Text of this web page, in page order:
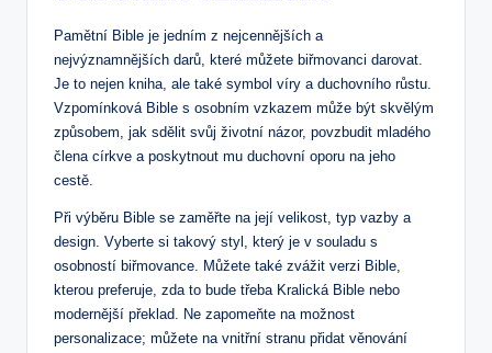
Pamětní Bible je jedním z nejcennějších a
nejvýznamnějších darů, které můžete biřmovanci darovat.
Je to ‌nejen kniha, ale ​také symbol víry a duchovního růstu.
Vzpomínková Bible s osobním ‍vzkazem může být skvělým
způsobem, ​jak ‌sdělit svůj životní ‍názor, povzbudit‍ mladého
člena‌ církve a poskytnout mu duchovní oporu na‌ jeho
cestě.
Při výběru Bible se zaměřte na její velikost, typ vazby a
design. Vyberte si takový styl, který je v souladu s
osobností biřmovance. Můžete také zvážit verzi Bible,
kterou preferuje, zda ‍to bude třeba Kralická ​Bible⁤ nebo
modernější překlad. Ne zapomeňte na možnost
personalizace; můžete na vnitřní⁤ stranu přidat ⁤věnování